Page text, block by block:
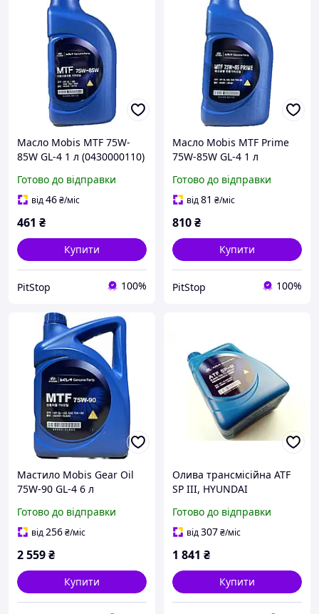
Масло Mobis MTF 75W-
85W GL-4 1 л (0430000110)
Готово до відправки
від46₴/міс
461 ₴
Купити
PitStop 100%
Масло Mobis MTF Prime
75W-85W GL-4 1 л
Готово до відправки
від81 ₴/міс
810₴
Купити
PitStop 100%
Мастило Mobis Gear Oil
75W-90 GL-4 6 л
Готово до відправки
від256₴/міс
2 559₴
Купити
Олива трансмісійна ATF
SP III, HYUNDAI
00400)
Готово до відправки
від307₴/міс
1 841 ₴
Купити